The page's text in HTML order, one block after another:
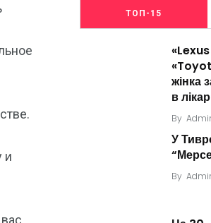
и
вас
ТОП-15
жінка
в
By
У
By